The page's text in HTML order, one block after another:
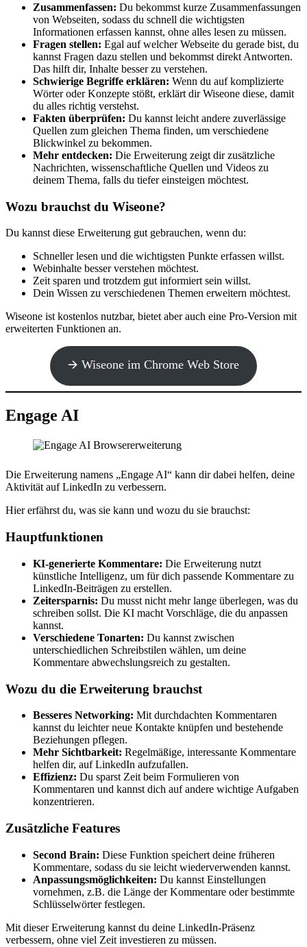
Zusammenfassen: Du bekommst kurze Zusammenfassungen
von Webseiten, sodass du schnell die wichtigsten
Informationen erfassen kannst, ohne alles lesen zu müssen.
Fragen stellen: Egal auf welcher Webseite du gerade bist, du
kannst Fragen dazu stellen und bekommst direkt Antworten.
Das hilft dir, Inhalte besser zu verstehen.
Schwierige Begriffe erklären: Wenn du auf komplizierte
Wörter oder Konzepte stößt, erklärt dir Wiseone diese, damit
du alles richtig verstehst.
Fakten überprüfen: Du kannst leicht andere zuverlässige
Quellen zum gleichen Thema finden, um verschiedene
Blickwinkel zu bekommen.
Mehr entdecken: Die Erweiterung zeigt dir zusätzliche
Nachrichten, wissenschaftliche Quellen und Videos zu
deinem Thema, falls du tiefer einsteigen möchtest.
Wozu brauchst du Wiseone?
Du kannst diese Erweiterung gut gebrauchen, wenn du:
Schneller lesen und die wichtigsten Punkte erfassen willst.
Webinhalte besser verstehen möchtest.
Zeit sparen und trotzdem gut informiert sein willst.
Dein Wissen zu verschiedenen Themen erweitern möchtest.
Wiseone ist kostenlos nutzbar, bietet aber auch eine Pro-Version mit
erweiterten Funktionen an.
🡪 Wiseone im Chrome Web Store
Engage AI
Die Erweiterung namens „Engage AI“ kann dir dabei helfen, deine
Aktivität auf LinkedIn zu verbessern.
Hier erfährst du, was sie kann und wozu du sie brauchst:
Hauptfunktionen
KI-generierte Kommentare: Die Erweiterung nutzt
künstliche Intelligenz, um für dich passende Kommentare zu
LinkedIn-Beiträgen zu erstellen.
Zeitersparnis: Du musst nicht mehr lange überlegen, was du
schreiben sollst. Die KI macht Vorschläge, die du anpassen
kannst.
Verschiedene Tonarten: Du kannst zwischen
unterschiedlichen Schreibstilen wählen, um deine
Kommentare abwechslungsreich zu gestalten.
Wozu du die Erweiterung brauchst
Besseres Networking: Mit durchdachten Kommentaren
kannst du leichter neue Kontakte knüpfen und bestehende
Beziehungen pflegen.
Mehr Sichtbarkeit: Regelmäßige, interessante Kommentare
helfen dir, auf LinkedIn aufzufallen.
Effizienz: Du sparst Zeit beim Formulieren von
Kommentaren und kannst dich auf andere wichtige Aufgaben
konzentrieren.
Zusätzliche Features
Second Brain: Diese Funktion speichert deine früheren
Kommentare, sodass du sie leicht wiederverwenden kannst.
Anpassungsmöglichkeiten: Du kannst Einstellungen
vornehmen, z.B. die Länge der Kommentare oder bestimmte
Schlüsselwörter festlegen.
Mit dieser Erweiterung kannst du deine LinkedIn-Präsenz
verbessern, ohne viel Zeit investieren zu müssen.